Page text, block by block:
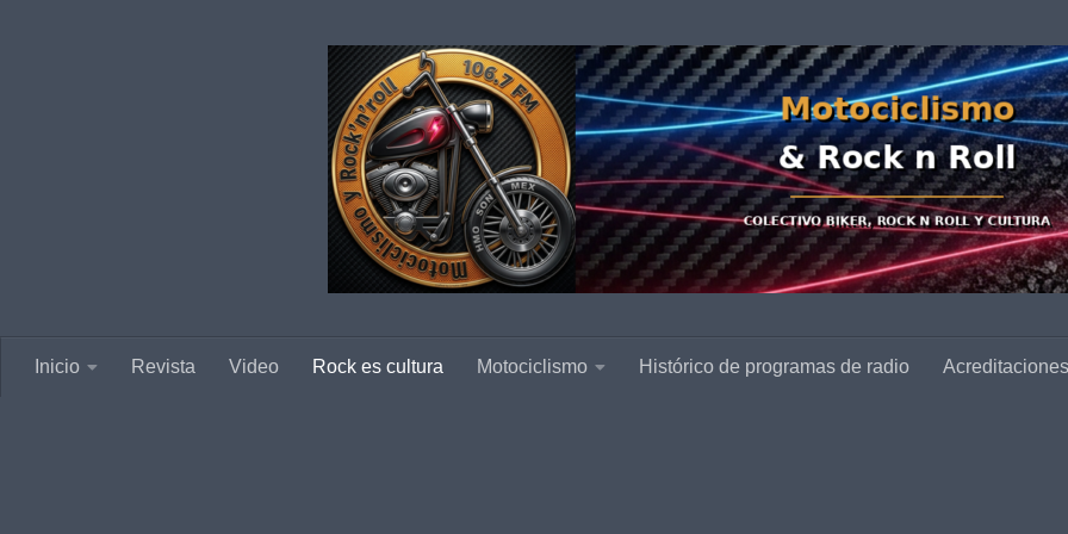
Inicio Revista Video Rock es cultura Motociclismo Histórico de programas de radio Acreditaciones